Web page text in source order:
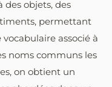
des objets, des
permettant
associé à
noms communs les
on obtient un